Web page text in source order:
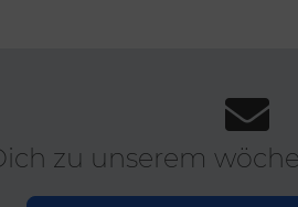
zu unserem